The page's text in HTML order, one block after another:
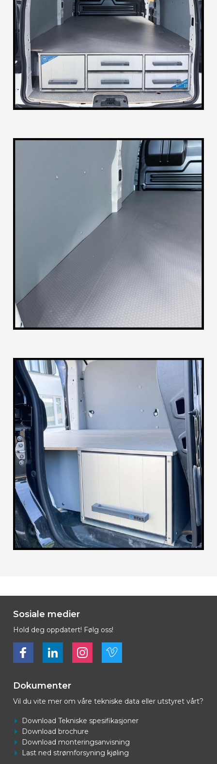
Sosiale medier
Hold deg oppdatert! Følg oss!
Bekijk ons op FacebookBekijk ons op LinkedInBekijk ons op LinkedInBekijk ons op Vimeo
Dokumenter
Vil du vite mer om våre tekniske data eller utstyret vårt?
Download Tekniske spesifikasjoner
Download brochure
Download monteringsanvisning
Last ned strømforsyning kjøling